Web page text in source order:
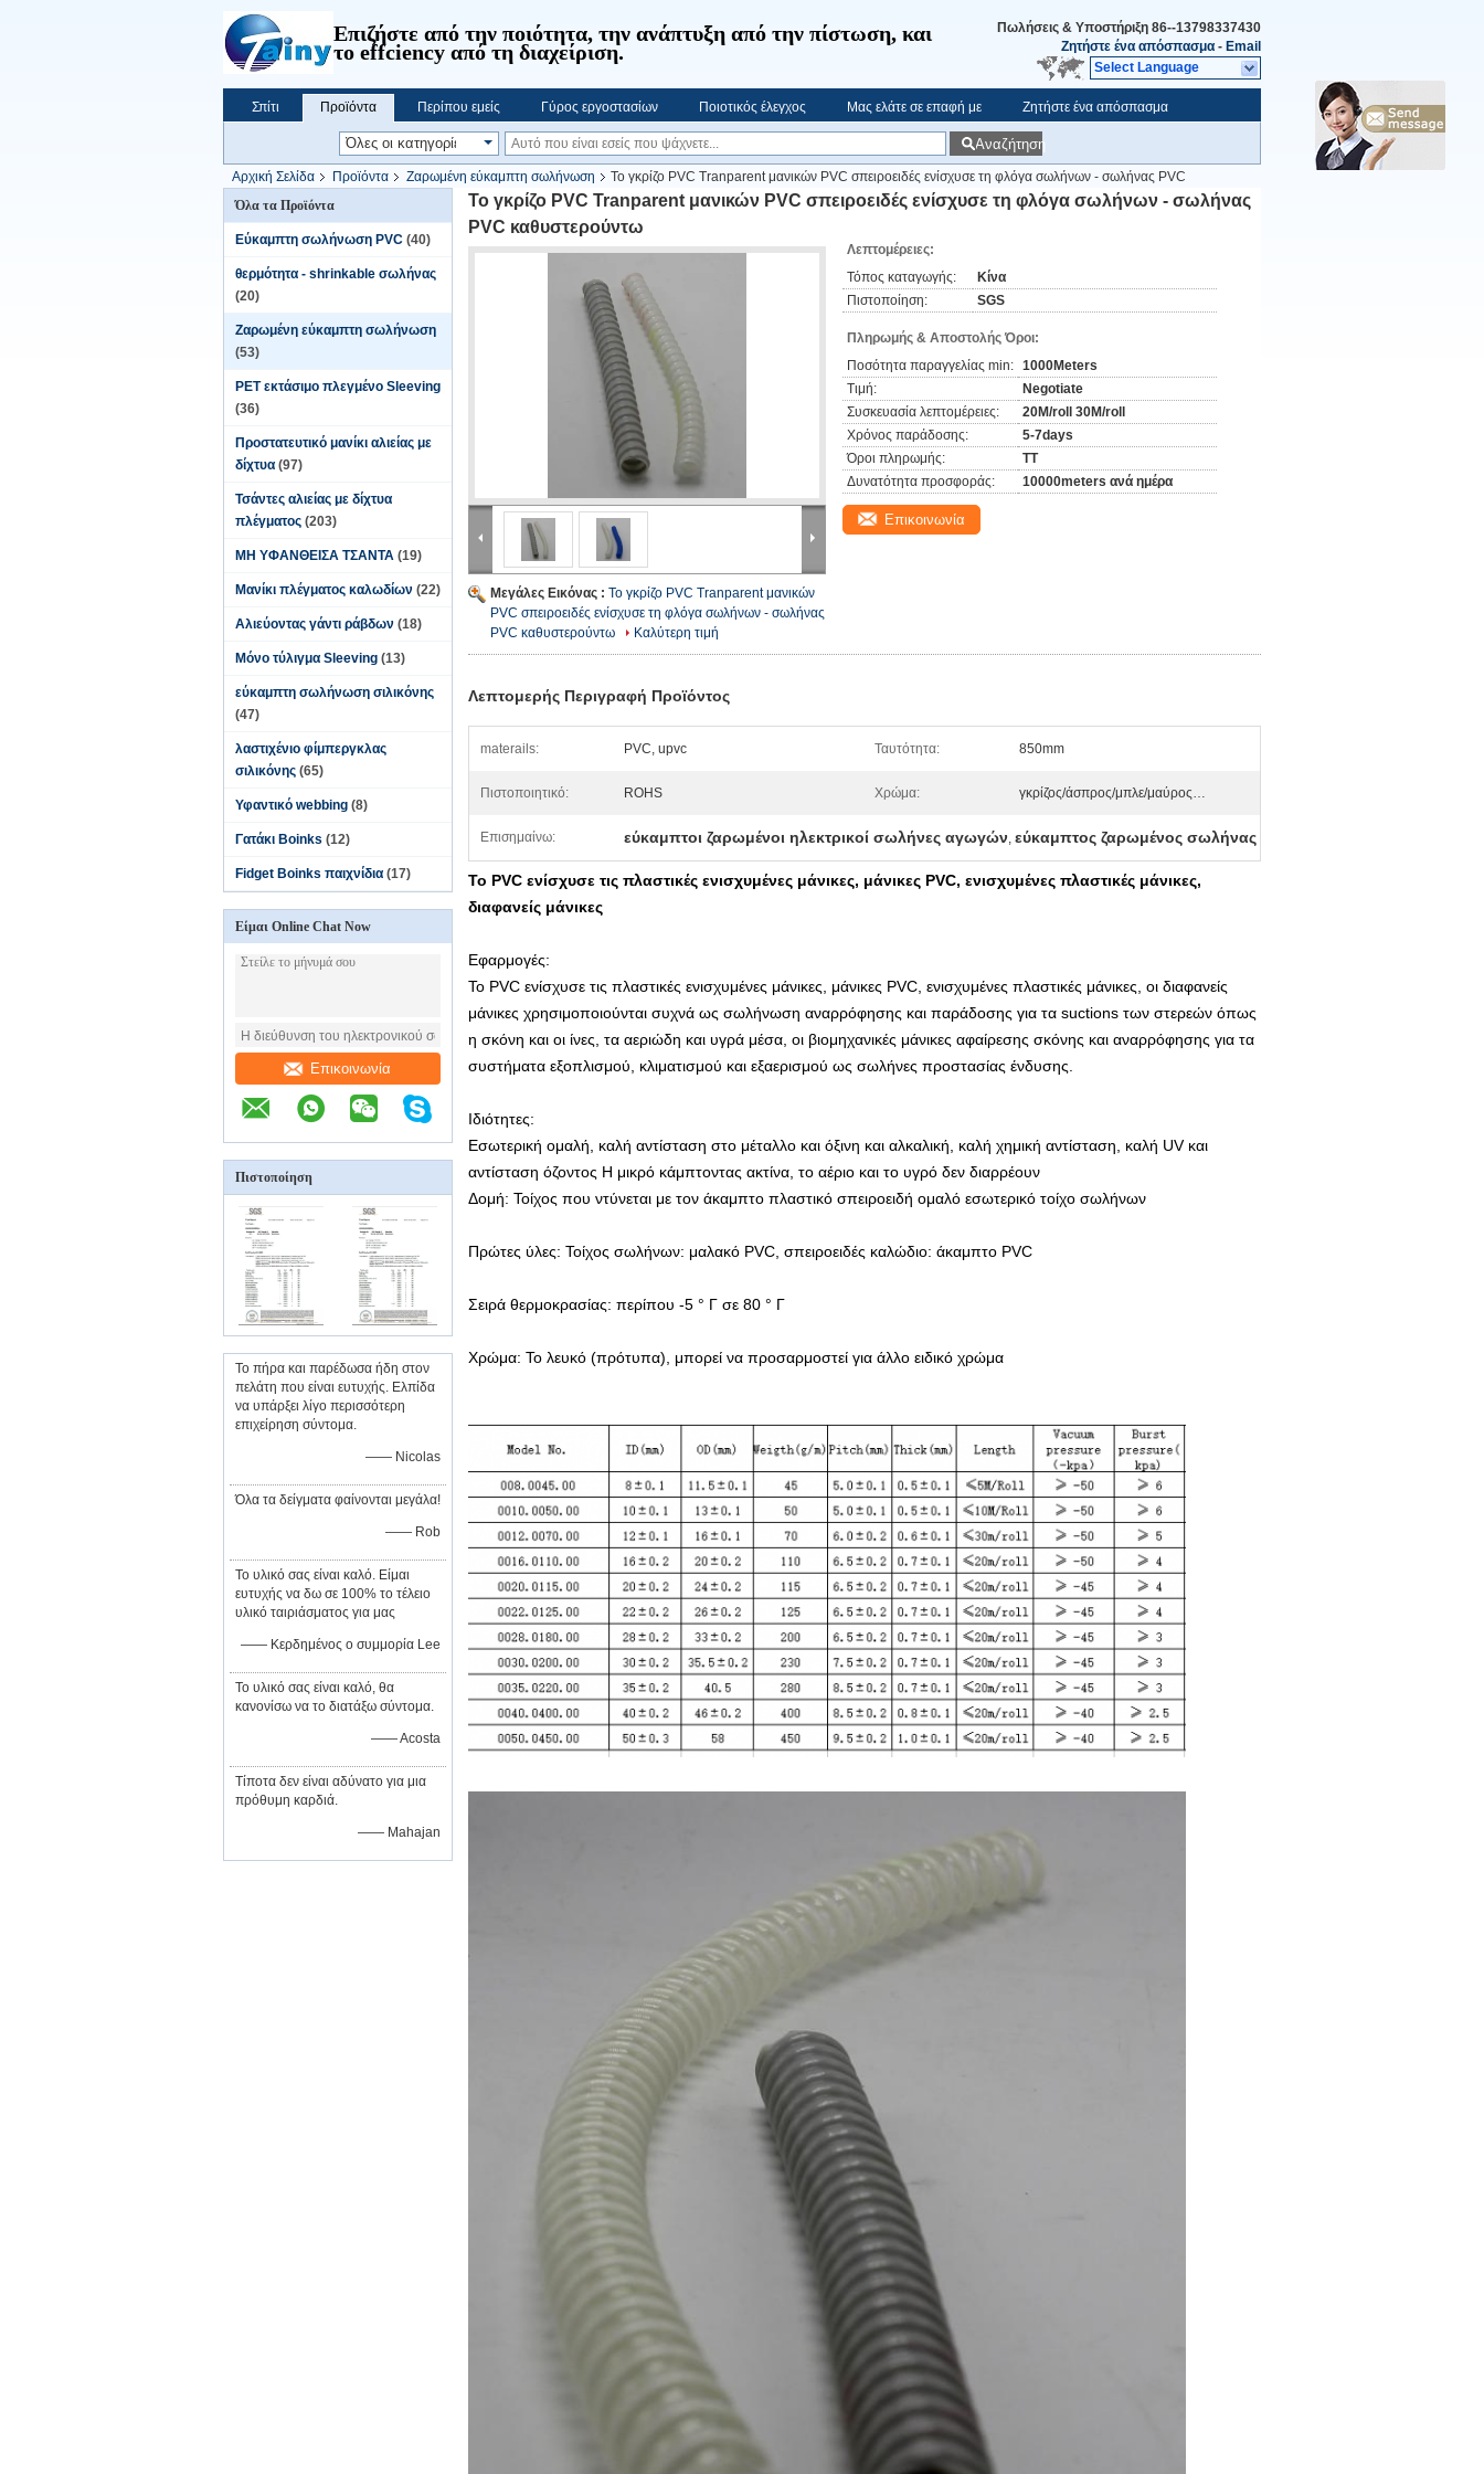
Επιζήστε από την ποιότητα, την ανάπτυξη από την πίστωση, και
το effciency από τη διαχείριση.
Πωλήσεις & Υποστήριξη 86--13798337430
Ζητήστε ένα απόσπασμα - Email
Select Language
Σπίτι Προϊόντα Περίπου εμείς Γύρος εργοστασίων Ποιοτικός έλεγχος Μας ελάτε σε επαφή με Ζητήστε ένα απόσπασμα
Αναζήτηση
Αρχική Σελίδα Προϊόντα Ζαρωμένη εύκαμπτη σωλήνωση
Το γκρίζο PVC Tranparent μανικών PVC σπειροειδές ενίσχυσε τη φλόγα σωλήνων - σωλήνας PVC
καθυστερούντω
Όλα τα Προϊόντα
Εύκαμπτη σωλήνωση PVC (40)
θερμότητα - shrinkable σωλήνας
(20)
Ζαρωμένη εύκαμπτη σωλήνωση
(53)
PET εκτάσιμο πλεγμένο Sleeving
(36)
Προστατευτικό μανίκι αλιείας με
δίχτυα (97)
Τσάντες αλιείας με δίχτυα
πλέγματος (203)
ΜΗ ΥΦΑΝΘΕΙΣΑ ΤΣΑΝΤΑ (19)
Μανίκι πλέγματος καλωδίων (22)
Αλιεύοντας γάντι ράβδων (18)
Μόνο τύλιγμα Sleeving (13)
εύκαμπτη σωλήνωση σιλικόνης
(47)
λαστιχένιο φίμπεργκλας
σιλικόνης (65)
Υφαντικό webbing (8)
Γατάκι Boinks (12)
Fidget Boinks παιχνίδια (17)
Είμαι Online Chat Now
Επικοινωνία
Πιστοποίηση
Το πήρα και παρέδωσα ήδη στον
πελάτη που είναι ευτυχής. Ελπίδα
να υπάρξει λίγο περισσότερη
επιχείρηση σύντομα.
—— Nicolas
Όλα τα δείγματα φαίνονται μεγάλα!
—— Rob
Το υλικό σας είναι καλό. Είμαι
ευτυχής να δω σε 100% το τέλειο
υλικό ταιριάσματος για μας
—— Κερδημένος ο συμμορία Lee
Το υλικό σας είναι καλό, θα
κανονίσω να το διατάξω σύντομα.
—— Acosta
Τίποτα δεν είναι αδύνατο για μια
πρόθυμη καρδιά.
—— Mahajan
Το γκρίζο PVC Tranparent μανικών PVC σπειροειδές ενίσχυσε τη φλόγα σωλήνων - σωλήνας
PVC καθυστερούντω
Μεγάλες Εικόνας : Το γκρίζο PVC Tranparent μανικών
PVC σπειροειδές ενίσχυσε τη φλόγα σωλήνων - σωλήνας
PVC καθυστερούντω
Καλύτερη τιμή
Λεπτομέρειες:
Τόπος καταγωγής:
Κίνα
Πιστοποίηση:
SGS
Πληρωμής & Αποστολής Όροι:
Ποσότητα παραγγελίας min: 1000Meters
Τιμή:
Negotiate
Συσκευασία λεπτομέρειες:
20M/roll 30M/roll
Χρόνος παράδοσης:
5-7days
Όροι πληρωμής:
TT
Δυνατότητα προσφοράς:
10000meters ανά ημέρα
Επικοινωνία
Λεπτομερής Περιγραφή Προϊόντος
materails: PVC, upvc Ταυτότητα: 850mm
Πιστοποιητικό: ROHS Χρώμα: γκρίζος/άσπρος/μπλε/μαύρος…
Επισημαίνω: εύκαμπτοι ζαρωμένοι ηλεκτρικοί σωλήνες αγωγών, εύκαμπτος ζαρωμένος σωλήνας
Το PVC ενίσχυσε τις πλαστικές ενισχυμένες μάνικες, μάνικες PVC, ενισχυμένες πλαστικές μάνικες,
διαφανείς μάνικες
Εφαρμογές:
Το PVC ενίσχυσε τις πλαστικές ενισχυμένες μάνικες, μάνικες PVC, ενισχυμένες πλαστικές μάνικες, οι διαφανείς
μάνικες χρησιμοποιούνται συχνά ως σωλήνωση αναρρόφησης και παράδοσης για τα suctions των στερεών όπως
η σκόνη και οι ίνες, τα αεριώδη και υγρά μέσα, οι βιομηχανικές μάνικες αφαίρεσης σκόνης και αναρρόφησης για τα
συστήματα εξοπλισμού, κλιματισμού και εξαερισμού ως σωλήνες προστασίας ένδυσης.
Ιδιότητες:
Εσωτερική ομαλή, καλή αντίσταση στο μέταλλο και όξινη και αλκαλική, καλή χημική αντίσταση, καλή UV και
αντίσταση όζοντος Η μικρό κάμπτοντας ακτίνα, το αέριο και το υγρό δεν διαρρέουν
Δομή: Τοίχος που ντύνεται με τον άκαμπτο πλαστικό σπειροειδή ομαλό εσωτερικό τοίχο σωλήνων
Πρώτες ύλες: Τοίχος σωλήνων: μαλακό PVC, σπειροειδές καλώδιο: άκαμπτο PVC
Σειρά θερμοκρασίας: περίπου -5 ° Γ σε 80 ° Γ
Χρώμα: Το λευκό (πρότυπα), μπορεί να προσαρμοστεί για άλλο ειδικό χρώμα